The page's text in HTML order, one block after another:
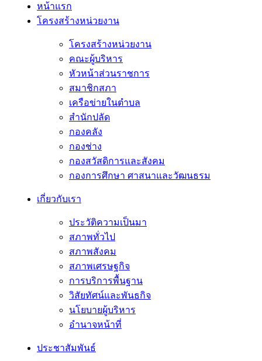
หน้าแรก
โครงสร้างหน่วยงาน
โครงสร้างหน่วยงาน
คณะผู้บริหาร
หัวหน้าส่วนราชการ
สมาชิกสภา
เครือข่ายในตำบล
สำนักปลัด
กองคลัง
กองช่าง
กองสวัสดิการและสังคม
กองการศึกษา ศาสนาและวัฒนธรม
เกี่ยวกับเรา
ประวัติความเป็นมา
สภาพทั่วไป
สภาพสังคม
สภาพเศรษฐกิจ
การบริการพื้นฐาน
วิสัยทัศน์และพันธกิจ
นโยบายผู้บริหาร
อํานาจหน้าที่
ประชาสัมพันธ์